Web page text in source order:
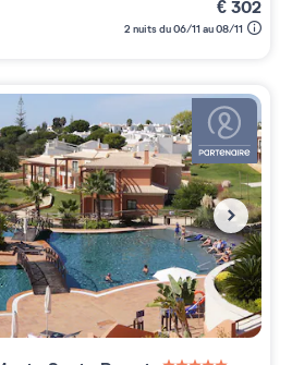
€302
2 nuits du 06/11 au 08/11